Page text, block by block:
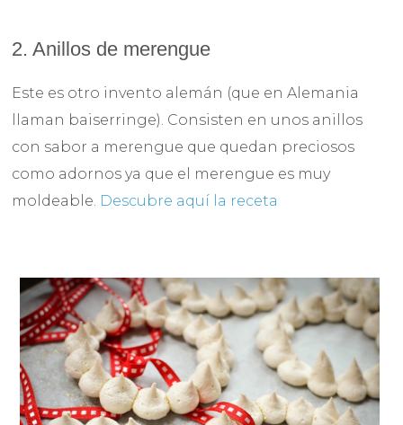
2. Anillos de merengue
Este es otro invento alemán (que en Alemania
llaman baiserringe). Consisten en unos anillos
con sabor a merengue que quedan preciosos
como adornos ya que el merengue es muy
moldeable. Descubre aquí la receta